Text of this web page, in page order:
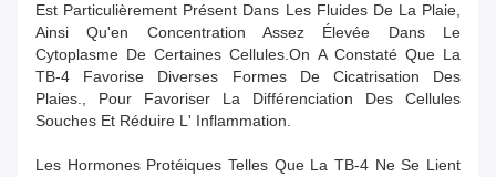
Est Particulièrement Présent Dans Les Fluides De La Plaie,
Ainsi Qu'en Concentration Assez Élevée Dans Le
Cytoplasme De Certaines Cellules.On A Constaté Que La
TB-4 Favorise Diverses Formes De Cicatrisation Des
Plaies., Pour Favoriser La Différenciation Des Cellules
Souches Et Réduire L' Inflammation.
Les Hormones Protéiques Telles Que La TB-4 Ne Se Lient